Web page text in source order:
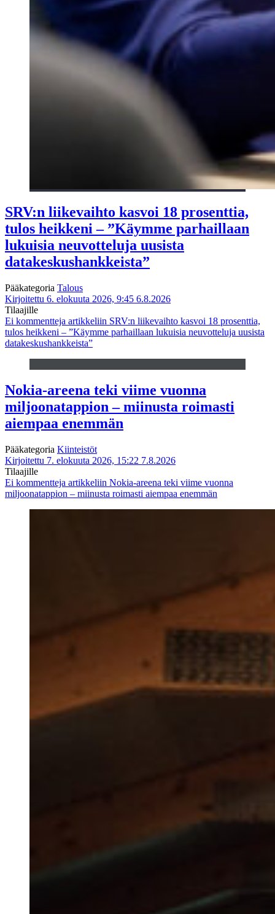
SRV:n liikevaihto kasvoi 18 prosenttia,
tulos heikkeni – ”Käymme parhaillaan
lukuisia neuvotteluja uusista
datakeskushankkeista”
Pääkategoria Talous
Kirjoitettu 6. elokuuta 2026, 9:45 6.8.2026
Tilaajille
Ei kommentteja artikkeliin SRV:n liikevaihto kasvoi 18 prosenttia,
tulos heikkeni – ”Käymme parhaillaan lukuisia neuvotteluja uusista
datakeskushankkeista”
Nokia-areena teki viime vuonna
miljoonatappion – miinusta roimasti
aiempaa enemmän
Pääkategoria Kiinteistöt
Kirjoitettu 7. elokuuta 2026, 15:22 7.8.2026
Tilaajille
Ei kommentteja artikkeliin Nokia-areena teki viime vuonna
miljoonatappion – miinusta roimasti aiempaa enemmän